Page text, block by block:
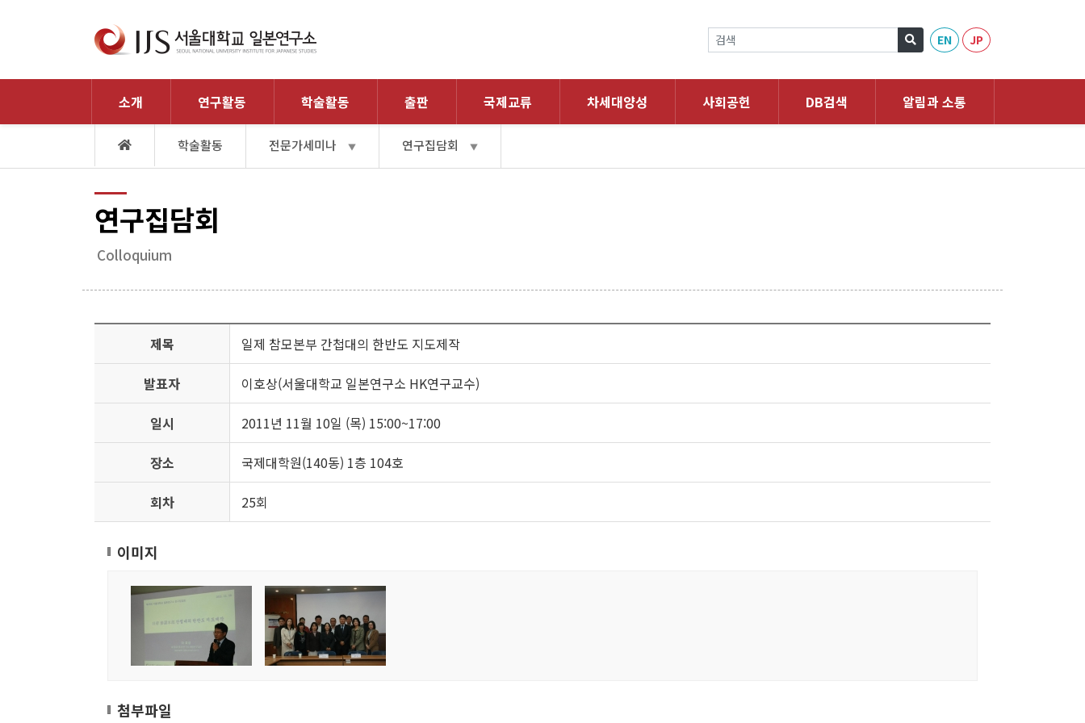
EN JP
소개 연구활동 학술활동 출판 국제교류 차세대양성 사회공헌 DB검색 알림과 소통
학술활동 전문가세미나 ▼ 연구집담회 ▼
연구집담회
Colloquium
제목 일제 참모본부 간첩대의 한반도 지도제작
발표자 이호상(서울대학교 일본연구소 HK연구교수)
일시 2011년 11월 10일 (목) 15:00~17:00
장소 국제대학원(140동) 1층 104호
회차 25회
이미지
첨부파일